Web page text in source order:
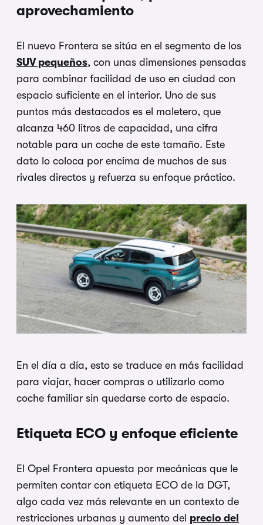
aprovechamiento
El nuevo Frontera se sitúa en el segmento de los
SUV pequeños, con unas dimensiones pensadas
para combinar facilidad de uso en ciudad con
espacio suficiente en el interior. Uno de sus
puntos más destacados es el maletero, que
alcanza 460 litros de capacidad, una cifra
notable para un coche de este tamaño. Este
dato lo coloca por encima de muchos de sus
rivales directos y refuerza su enfoque práctico.
En el día a día, esto se traduce en más facilidad
para viajar, hacer compras o utilizarlo como
coche familiar sin quedarse corto de espacio.
Etiqueta ECO y enfoque eficiente
El Opel Frontera apuesta por mecánicas que le
permiten contar con etiqueta ECO de la DGT,
algo cada vez más relevante en un contexto de
restricciones urbanas y aumento del precio del